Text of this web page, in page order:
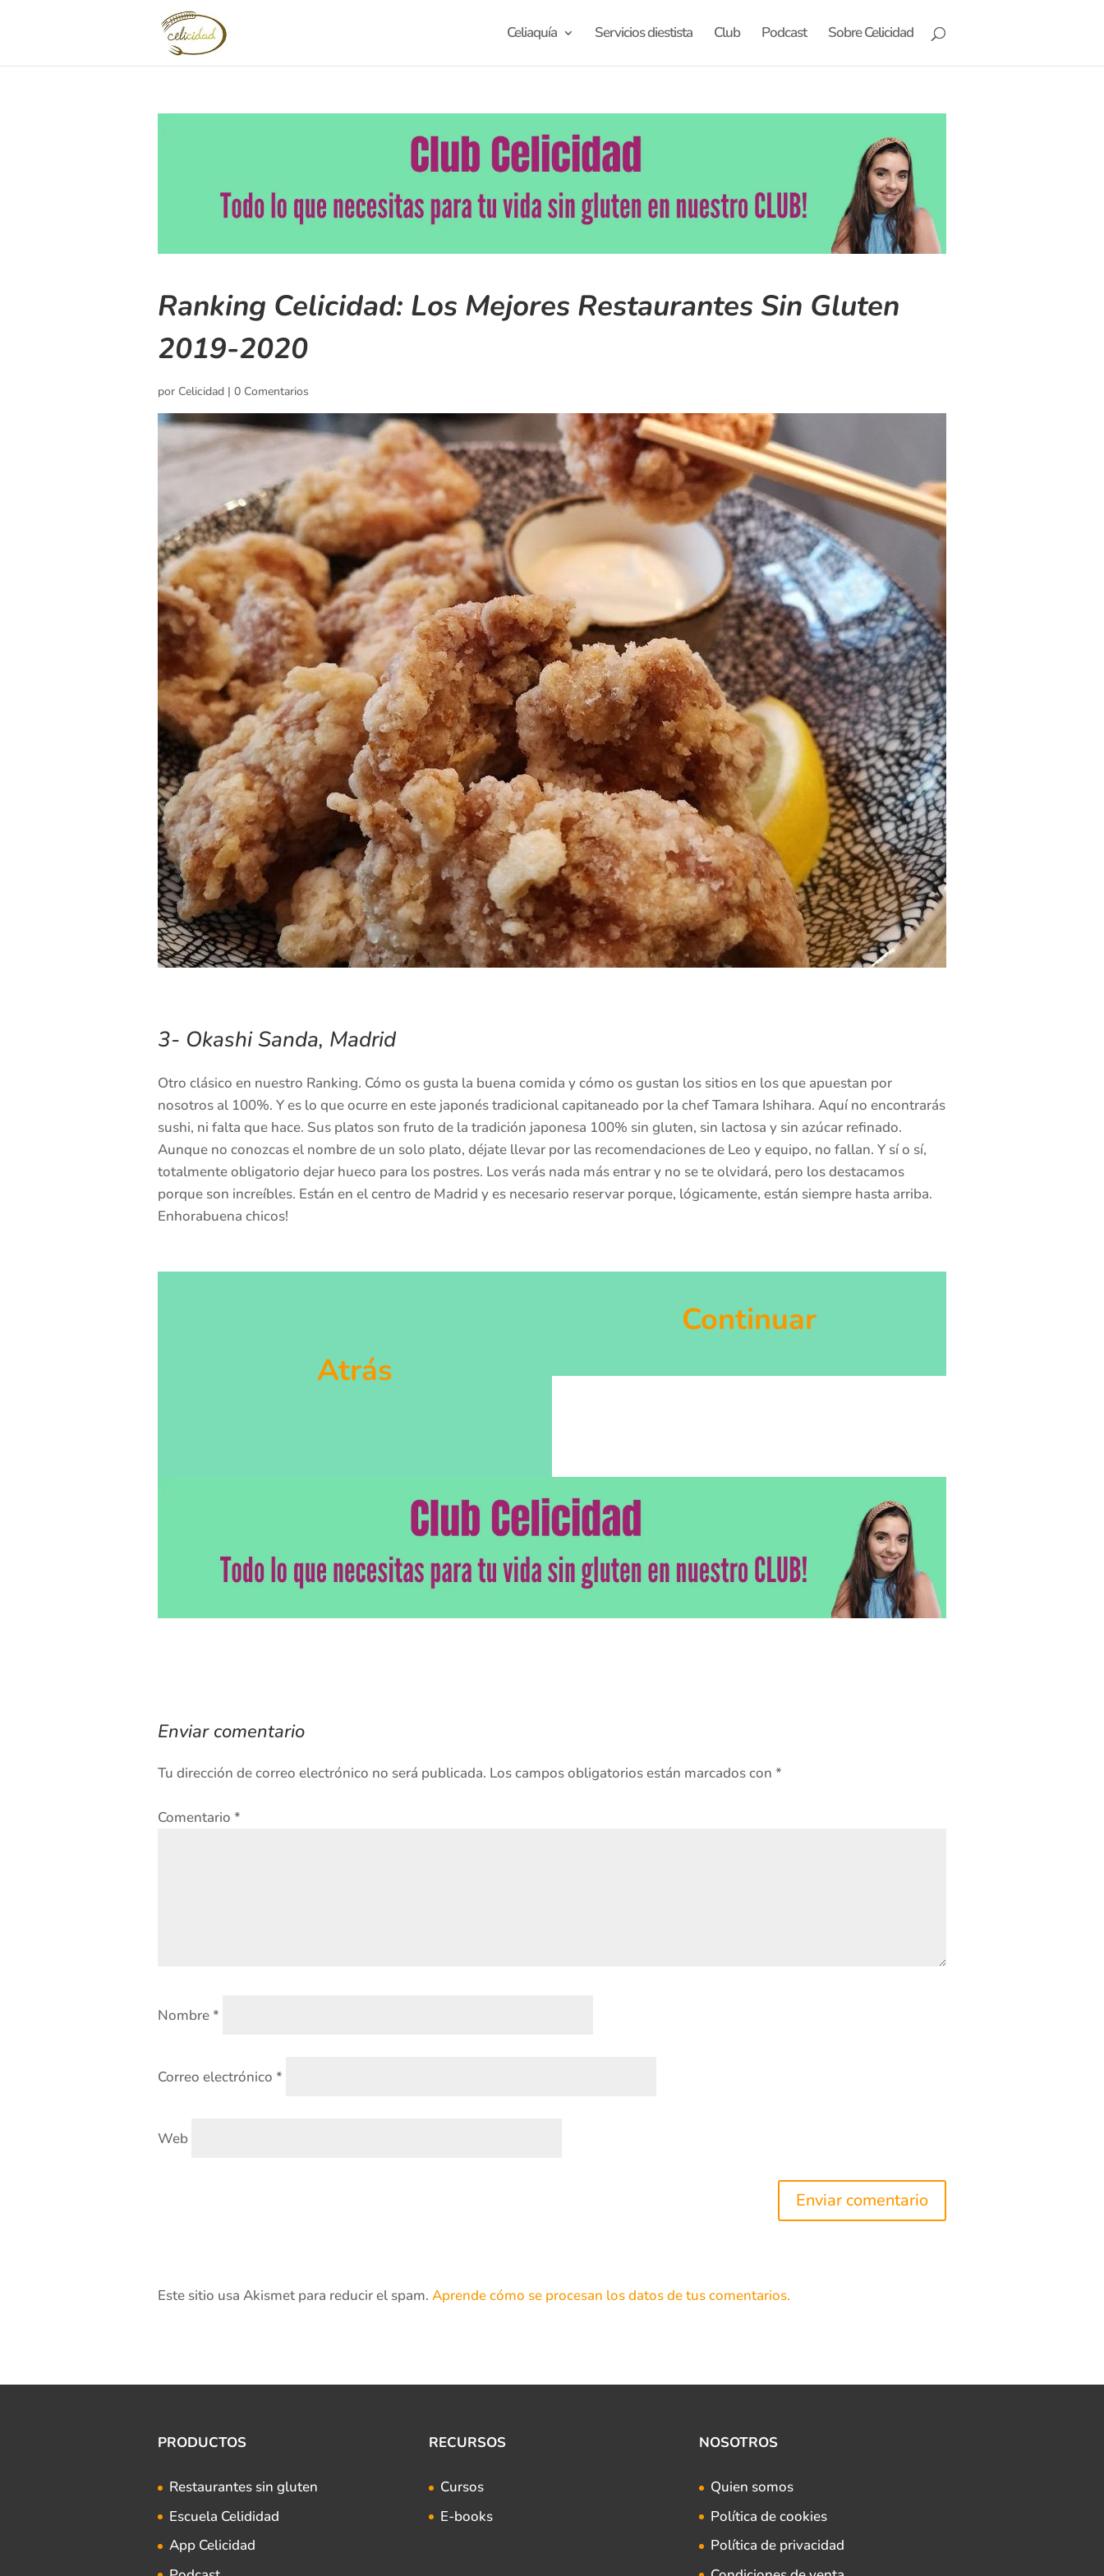
Celiaquía Servicios diestista Club Podcast Sobre Celicidad
Ranking Celicidad: Los Mejores Restaurantes Sin Gluten
2019-2020
por Celicidad | 0 Comentarios
3- Okashi Sanda, Madrid
Otro clásico en nuestro Ranking. Cómo os gusta la buena comida y cómo os gustan los sitios en los que apuestan por
nosotros al 100%. Y es lo que ocurre en este japonés tradicional capitaneado por la chef Tamara Ishihara. Aquí no encontrarás
sushi, ni falta que hace. Sus platos son fruto de la tradición japonesa 100% sin gluten, sin lactosa y sin azúcar refinado.
Aunque no conozcas el nombre de un solo plato, déjate llevar por las recomendaciones de Leo y equipo, no fallan. Y sí o sí,
totalmente obligatorio dejar hueco para los postres. Los verás nada más entrar y no se te olvidará, pero los destacamos
porque son increíbles. Están en el centro de Madrid y es necesario reservar porque, lógicamente, están siempre hasta arriba.
Enhorabuena chicos!
Atrás
Continuar
Enviar comentario
Tu dirección de correo electrónico no será publicada. Los campos obligatorios están marcados con *
Comentario *
Nombre*
Correo electrónico *
Web
Este sitio usa Akismet para reducir el spam. Aprende cómo se procesan los datos de tus comentarios.
PRODUCTOS
Restaurantes sin gluten
Escuela Celididad
App Celicidad
RECURSOS
Cursos
E-books
NOSOTROS
Quien somos
Política de cookies
Política de privacidad